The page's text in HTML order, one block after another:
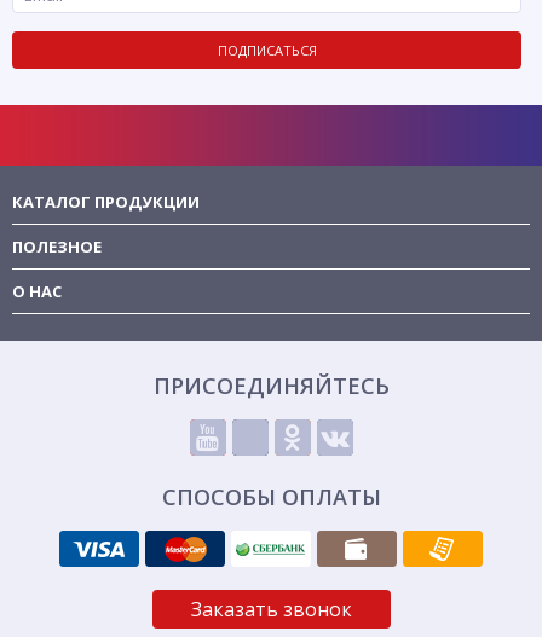
ПОДПИСАТЬСЯ
КАТАЛОГ ПРОДУКЦИИ
ПОЛЕЗНОЕ
О НАС
ПРИСОЕДИНЯЙТЕСЬ
СПОСОБЫ ОПЛАТЫ
Заказать звонок